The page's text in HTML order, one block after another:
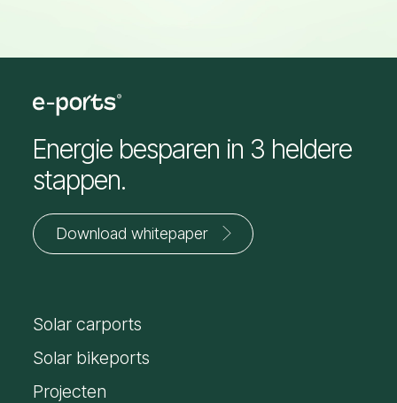
Energie besparen in 3 heldere
stappen.
Download whitepaper
*
E-
mailadres
Solar carports
Solar bikeports
Projecten